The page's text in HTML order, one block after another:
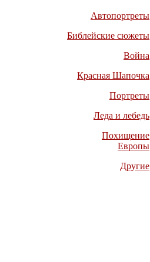
Автопортреты
Библейские сюжеты
Война
Красная Шапочка
Портреты
Леда и лебедь
Похищение
Европы
Другие